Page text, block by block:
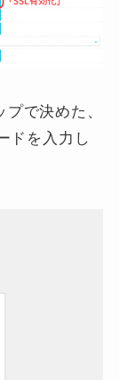
で決めた、
ドを入力し